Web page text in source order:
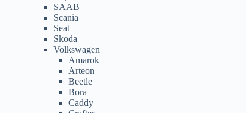
SAAB
Scania
Seat
Skoda
Volkswagen
Amarok
Arteon
Beetle
Bora
Caddy